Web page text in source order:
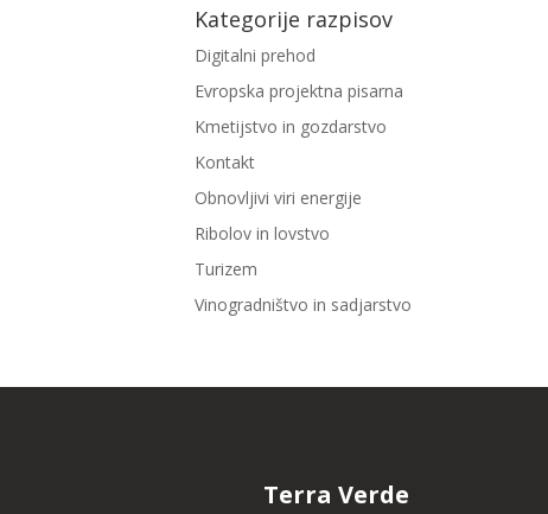
Kategorije razpisov
Digitalni prehod
Evropska projektna pisarna
Kmetijstvo in gozdarstvo
Kontakt
Obnovljivi viri energije
Ribolov in lovstvo
Turizem
Vinogradništvo in sadjarstvo
Terra Verde